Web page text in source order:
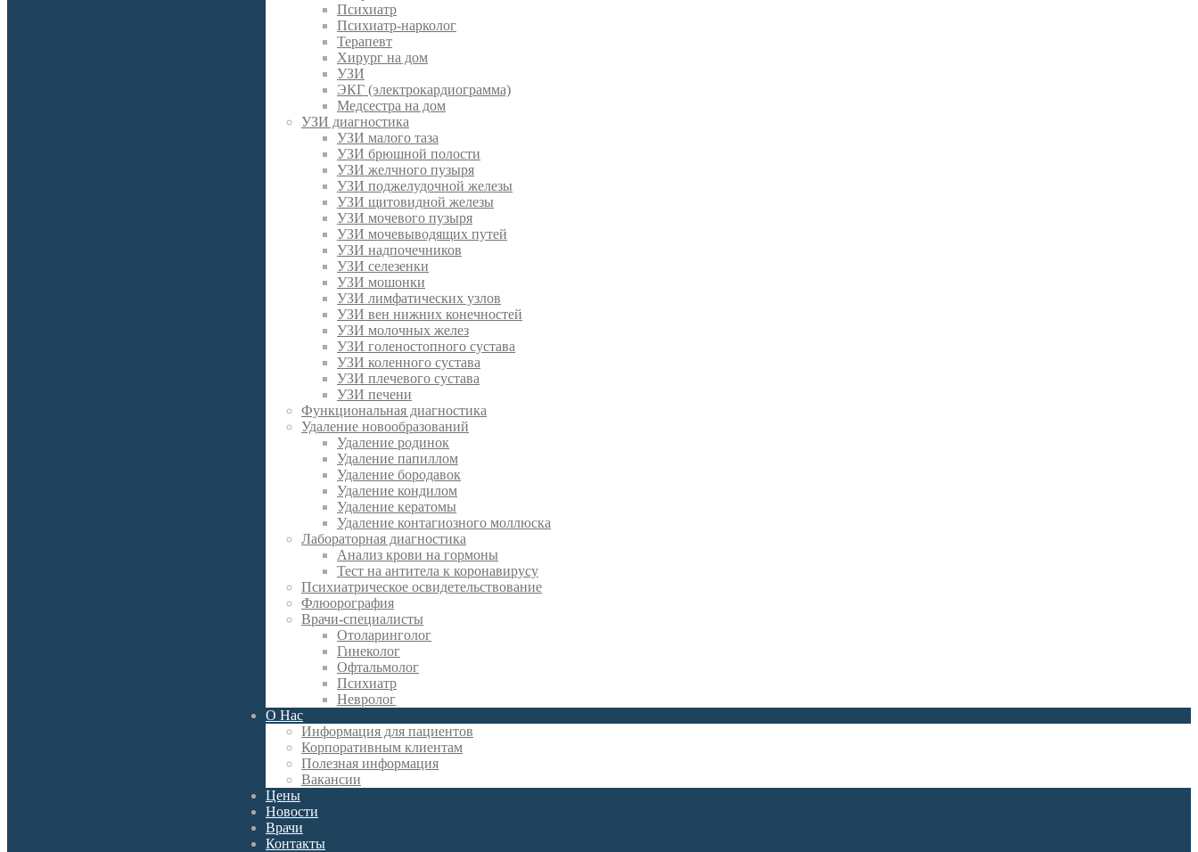
Психиатр
Психиатр-нарколог
Терапевт
Хирург на дом
УЗИ
ЭКГ (электрокардиограмма)
Медсестра на дом
УЗИ диагностика
УЗИ малого таза
УЗИ брюшной полости
УЗИ желчного пузыря
УЗИ поджелудочной железы
УЗИ щитовидной железы
УЗИ мочевого пузыря
УЗИ мочевыводящих путей
УЗИ надпочечников
УЗИ селезенки
УЗИ мошонки
УЗИ лимфатических узлов
УЗИ вен нижних конечностей
УЗИ молочных желез
УЗИ голеностопного сустава
УЗИ коленного сустава
УЗИ плечевого сустава
УЗИ печени
Функциональная диагностика
Удаление новообразований
Удаление родинок
Удаление папиллом
Удаление бородавок
Удаление кондилом
Удаление кератомы
Удаление контагиозного моллюска
Лабораторная диагностика
Анализ крови на гормоны
Тест на антитела к коронавирусу
Психиатрическое освидетельствование
Флюорография
Врачи-специалисты
Отоларинголог
Гинеколог
Офтальмолог
Психиатр
Невролог
О Нас
Информация для пациентов
Корпоративным клиентам
Полезная информация
Вакансии
Цены
Новости
Врачи
Контакты